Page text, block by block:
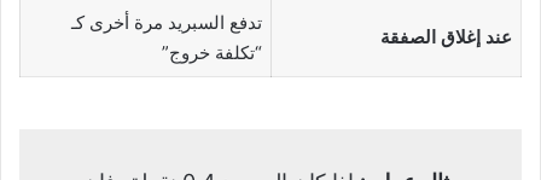
عند إغلاق الصفقة
تدفع السبريد مرة أخرى كـ
“تكلفة خروج”